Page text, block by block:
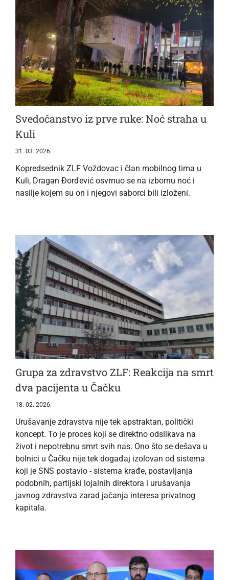
Svedočanstvo iz prve ruke: Noć straha u
Kuli
31. 03. 2026.
Kopredsednik ZLF Voždovac i član mobilnog tima u
Kuli, Dragan Đorđević osvrnuo se na izbornu noć i
nasilje kojem su on i njegovi saborci bili izloženi.
Grupa za zdravstvo ZLF: Reakcija na smrt
dva pacijenta u Čačku
18. 02. 2026.
Urušavanje zdravstva nije tek apstraktan, politički
koncept. To je proces koji se direktno odslikava na
život i nepotrebnu smrt svih nas. Ono što se dešava u
bolnici u Čačku nije tek događaj izolovan od sistema
koji je SNS postavio - sistema krađe, postavljanja
podobnih, partijski lojalnih direktora i urušavanja
javnog zdravstva zarad jačanja interesa privatnog
kapitala.